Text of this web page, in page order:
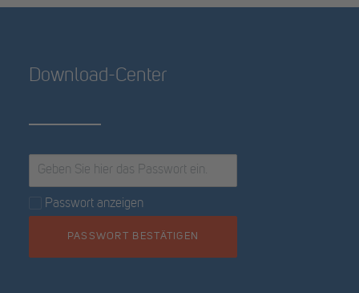
Download-Center
Passwort anzeigen
PASSWORT BESTÄTIGEN